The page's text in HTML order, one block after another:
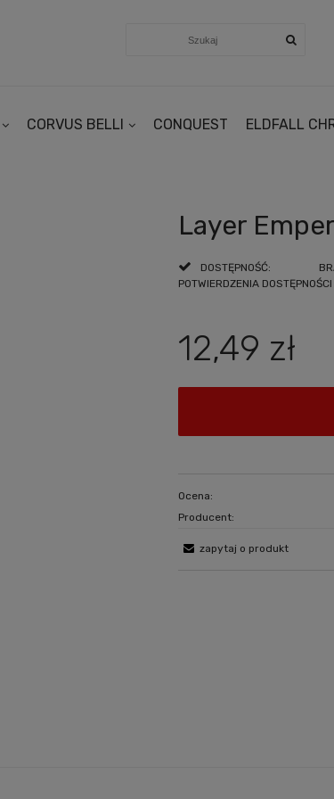
CORVUS BELLI CONQUEST ELDFALL
Layer
DOSTĘPNOŚĆ:
POTWIERDZENIA DOSTĘPNOŚCI
12,49 zł
Ocena:
Producent:
zapytaj o produkt